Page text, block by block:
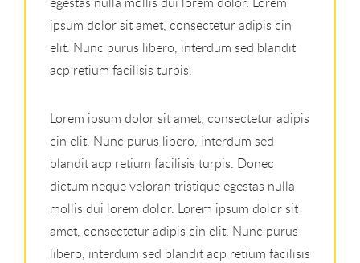
ipsum dolor sit amet, consectetur adipis cin
elit. Nunc purus libero, interdum sed blandit
acp retium facilisis turpis.
Lorem ipsum dolor sit amet, consectetur adipis
cin elit. Nunc purus libero, interdum sed
blandit acp retium facilisis turpis. Donec
dictum neque veloran tristique egestas nulla
mollis dui lorem dolor. Lorem ipsum dolor sit
amet, consectetur adipis cin elit. Nunc purus
libero, interdum sed blandit acp retium facilisis